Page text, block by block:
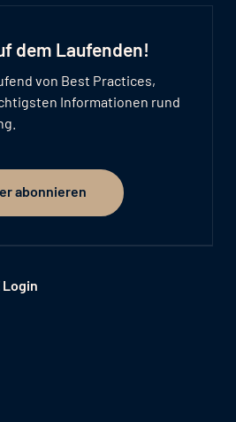
dem Laufenden!
von Best Practices,
Informationen rund
abonnieren
Login